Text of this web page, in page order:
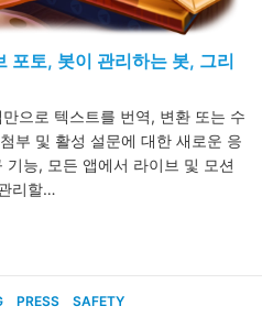
포토, 봇이 관리하는 봇, 그리
으로 텍스트를 번역, 변환 또는 수
부 및 활성 설문에 대한 새로운 응
능, 모든 앱에서 라이브 및 모션
리할…
PRESS SAFETY